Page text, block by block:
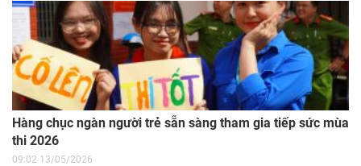
Hàng chục ngàn người trẻ sẵn sàng tham gia tiếp sức mùa
thi 2026
09:02 13/05/2026